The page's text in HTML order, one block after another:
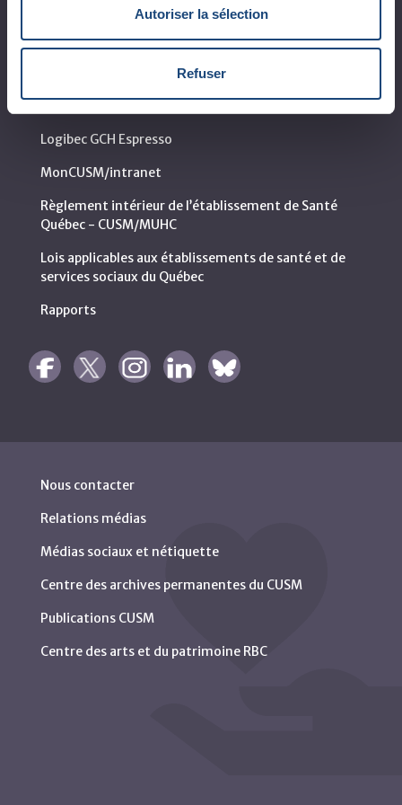
Autoriser la sélection
Refuser
Logibec GCH Espresso
MonCUSM/intranet
Règlement intérieur de l’établissement de Santé
Québec - CUSM/MUHC
Lois applicables aux établissements de santé et de
services sociaux du Québec
Rapports
Nous contacter
Relations médias
Médias sociaux et nétiquette
Centre des archives permanentes du CUSM
Publications CUSM
Centre des arts et du patrimoine RBC